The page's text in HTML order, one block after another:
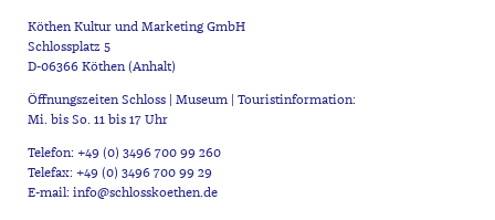
Köthen Kultur und Marketing GmbH
Schlossplatz 5
D-06366 Köthen (Anhalt)
Öffnungszeiten Schloss | Museum | Touristinformation:
Mi. bis So. 11 bis 17 Uhr
Telefon: +49 (0) 3496 700 99 260
Telefax: +49 (0) 3496 700 99 29
E-mail: info@schlosskoethen.de